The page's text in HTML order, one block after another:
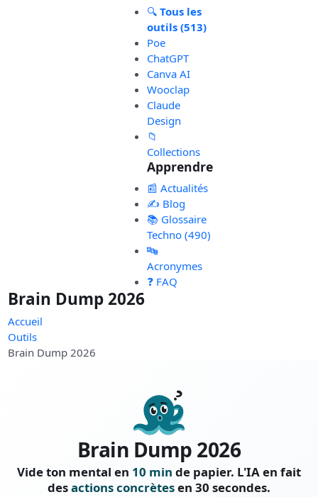
🔍 Tous les
outils (513)
Poe
ChatGPT
Canva AI
Wooclap
Claude
Design
📁
Collections
Apprendre
📰 Actualités
✍️ Blog
📚 Glossaire
Techno (490)
🔤
Acronymes
❓ FAQ
Brain Dump 2026
Accueil
Outils
Brain Dump 2026
Brain Dump 2026
Vide ton mental en 10 min de papier. L'IA en fait
desactions concrètesen 30 secondes.